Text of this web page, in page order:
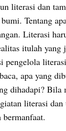
literasi dan
Tentang
Literasi
itulah yang
pengelola
apa yang
dihadapi? Bila
literasi dan